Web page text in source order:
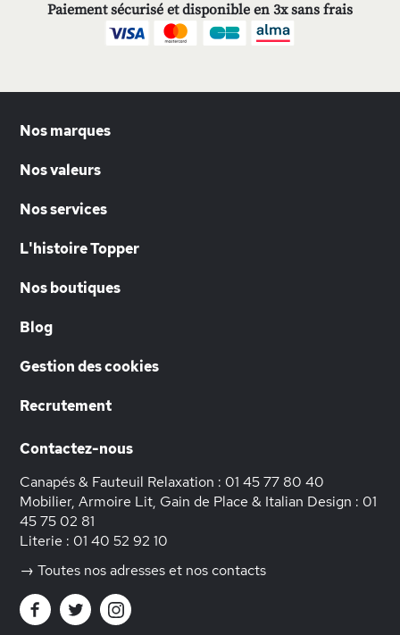
Paiement sécurisé et disponible en 3x sans frais
Nos marques
Nos valeurs
Nos services
L'histoire Topper
Nos boutiques
Blog
Gestion des cookies
Recrutement
Contactez-nous
Canapés & Fauteuil Relaxation : 01 45 77 80 40
Mobilier, Armoire Lit, Gain de Place & Italian Design : 01
45 75 02 81
Literie : 01 40 52 92 10
→ Toutes nos adresses et nos contacts